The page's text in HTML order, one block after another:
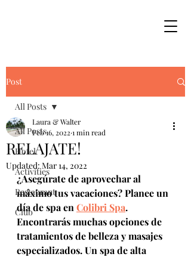
Post
All Posts
Hotel
Activities
Restaurant
Club
All Posts
RELAJATE!
Laura & Walter
Feb 16, 2022 1 min read
Updated:Mar 14, 2022
¿Asegúrate de aprovechar al
máximo tus vacaciones? Planee un
día de spa en Colibri Spa.
Encontrarás muchas opciones de
tratamientos de belleza y masajes
especializados. Un spa de alta